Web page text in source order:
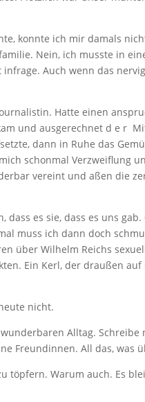
konnte ich mir damals
Nein, ich musste in
Auch wenn das
Hatte einen
und ausgerechnet d e r
dann in Ruhe das
schonmal Verzweiflung
vereint und aßen die
es sie, dass es uns
muss ich dann doch
über Wilhelm Reichs
Ein Kerl, der draußen
nicht.
Alltag. Schreibe
Freundinnen. All das, was
töpfern. Warum auch. Es